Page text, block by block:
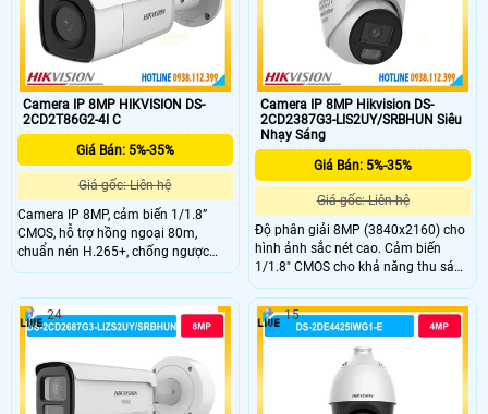
mang lại hình ảnh rõ nét
Camera IP 8MP HIKVISION DS-
2CD2T86G2-4I C
Giá Bán: 5%-35%
Giá gốc: Liên hệ
Camera IP 8MP, cảm biến 1/1.8”
CMOS, hỗ trợ hồng ngoại 80m,
chuẩn nén H.265+, chống ngược
sáng WDR 120dB, IP67.
Camera IP 8MP Hikvision DS-
2CD2387G3-LIS2UY/SRBHUN Siêu
Nhạy Sáng
Giá Bán: 5%-35%
Giá gốc: Liên hệ
Độ phân giải 8MP (3840x2160) cho
hình ảnh sắc nét cao. Cảm biến
1/1.8" CMOS cho khả năng thu sáng
vượt trội. Công nghệ ColorVu cho
hình ảnh màu 24/7 rõ nét. Tầm
chiếu sáng hỗ trợ quan sát xa tối đa
khoảng 30m.
24 15